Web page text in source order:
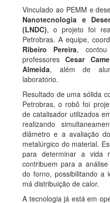
Vinculado ao PEMM e
Nanotecnologia e
(LNDC), o projeto foi
Petrobras. A equipe,
Ribeiro Pereira,
professoresCesar
Almeida, além de
laboratório.
Resultado de uma sólida
Petrobras, o robô foi
de catalisador utilizados
realizando
diâmetro e a avaliação
metalúrgico do material.
para determinar a vida
contribuem para a
do forno, possibilitando a
má distribuição de calor.
A tecnologia já está em